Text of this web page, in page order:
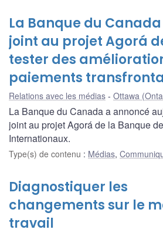
La Banque du Canada
joint au projet Agorá
tester des
paiements
Relations avec les médias Ottawa
La Banque du Canada a annoncé
joint au projet Agorá de la Banque
Internationaux.
Type(s) de contenu : Médias,
Diagnostiquer les
changements sur le
travail